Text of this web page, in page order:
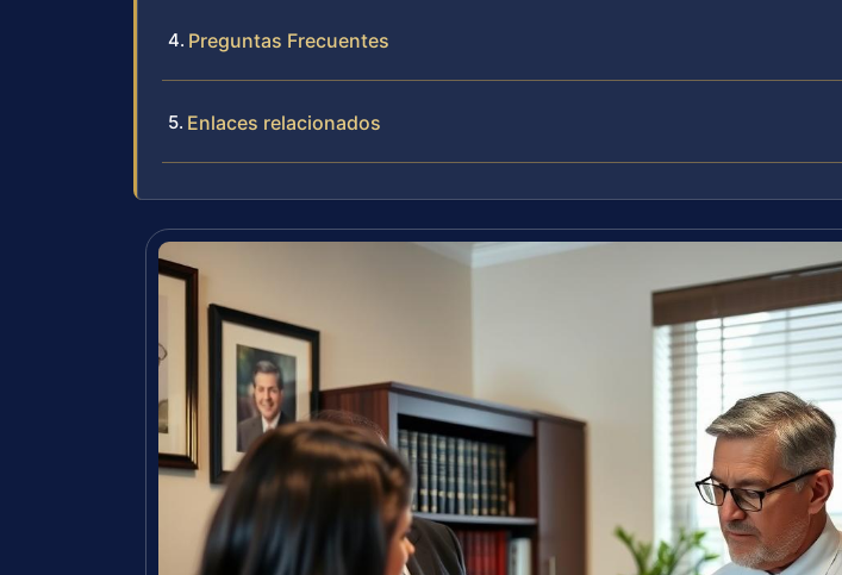
Preguntas Frecuentes
Enlaces relacionados